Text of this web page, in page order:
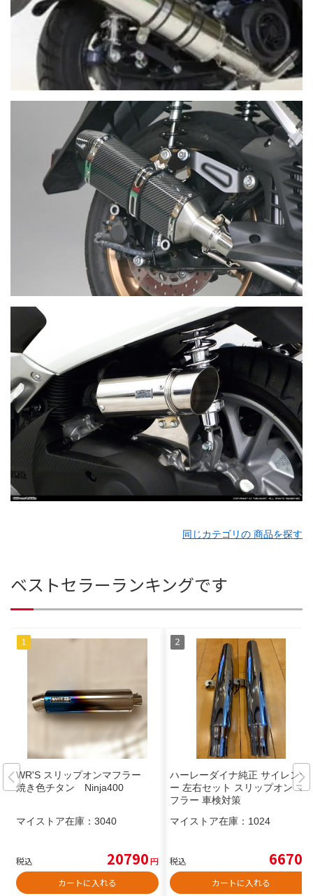
同じカテゴリの 商品を探す
ベストセラーランキングです
WR'S スリップオンマフラー
焼き色チタン Ninja400
マイストア在庫： 3040
税込 20790円
カートに入れる
ハーレーダイナ純正 サイレンサ
ー 左右セット スリップオン マ
フラー 車検対策
マイストア在庫： 1024
税込 6670
カートに入れる